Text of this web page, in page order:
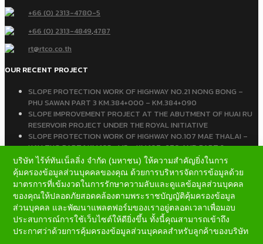
+66 (0) 2313-4780-5
+66 (0) 2313-4849,4787
rt@rtco.co.th
OUR RECENT PROJECT
SLOPE PROTECTION WORK OF HIGHWAY NO.21 NONG BONG –
PHU SAWAN PART 3 KM.384+000 – KM.384+090
SLOPE IMPROVEMENT PROJECT AT THE ABUTMENT OF HUAI RU
RESERVOIR PROJECT UNDER THE ROYAL INITIATIVE
SLOPE PROTECTION WORK OF HIGHWAY NO.107 MAE THALAI –
HAU THO PART 1 KM.105+445 – KM.107+670 AND PART 2
KM.109+350 – KM.109+650
© COPYRIGHT 2013-2024 RIGHT TUNNELLING PUBLIC COMPANY LIMITED
VISITOR NO. 0 1 0 3 5 8 3
บริษัท ไร้ท์ทันเน็ลลิ่ง จำกัด (มหาชน) ให้ความสำคัญยิ่งในการ
คุ้มครองข้อมูลส่วนบุคคลของคุณ ด้วยการบริหารจัดการข้อมูลด้วย
มาตรการที่เข้มงวดในการรักษาความลับและดูแลข้อมูลส่วนบุคคล
ของคุณให้ปลอดภัยสอดคล้องตามพระราชบัญญัติคุ้มครองข้อมูล
ส่วนบุคคล และพัฒนาแพลตฟอร์มของเราอยู่ตลอดเวลาเพื่อมอบ
ประสบการณ์การใช้เว็บไซต์ให้ดียิ่งขึ้น ทั้งนี้คุณสามารถเข้าถึง
ประกาศว่าด้วยการคุ้มครองข้อมูลส่วนบุคคลสำหรับลูกค้าของบริษัท